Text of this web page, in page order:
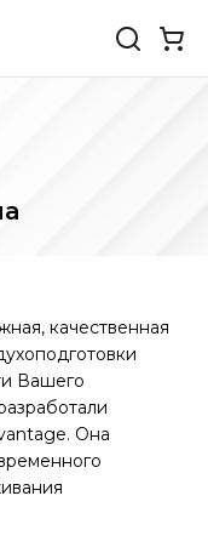
качественная
Вашего
Она